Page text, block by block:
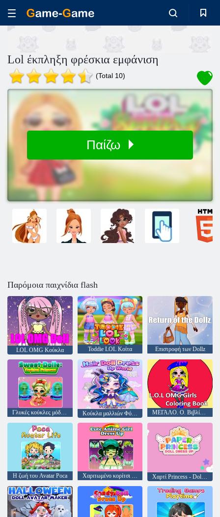
Lol έκπληξη φρέσκια εμφάνιση
(Total 10)
Παίζω
Παρόμοια παιχνίδια flash
LOL OMG Κούκλα Toddie LOL Κοίτα Επιστροφή των Dollz
Γλυκές κούκλες μόδα πριγκίπισσα Κούκλα μαλλιών Φόρεμα στον κόσμο ΜΕΓΑΛΟ. Ο. Βιβλίο ζωγραφικής L OMG Girls
Η ζωή του Avatar Poca Χαριτωμένο κορίτσι Anime Ντύσιμο Χαρτί Princess - Doll Dress Up